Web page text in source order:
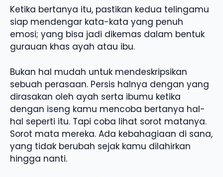
Ketika bertanya itu, pastikan kedua telingamu
siap mendengar kata-kata yang penuh
emosi; yang bisa jadi dikemas dalam bentuk
gurauan khas ayah atau ibu.
Bukan hal mudah untuk mendeskripsikan
sebuah perasaan. Persis halnya dengan yang
dirasakan oleh ayah serta ibumu ketika
dengan iseng kamu mencoba bertanya hal-
hal seperti itu. Tapi coba lihat sorot matanya.
Sorot mata mereka. Ada kebahagiaan di sana,
yang tidak berubah sejak kamu dilahirkan
hingga nanti.